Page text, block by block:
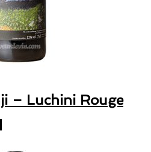
– Luchini Rouge